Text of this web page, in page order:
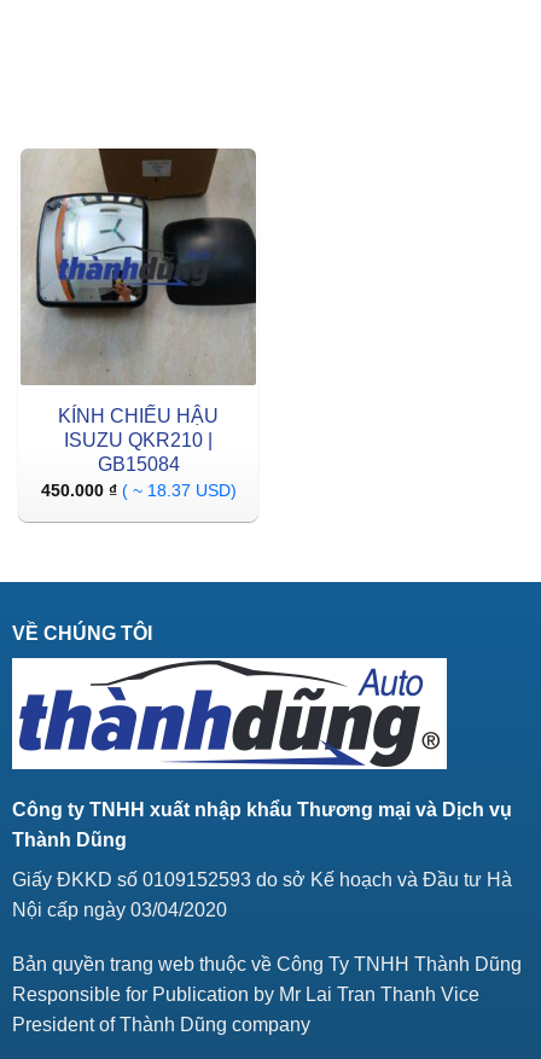
KÍNH CHIẾU HẬU
ISUZU QKR210 |
GB15084
450.000 ₫ ( ~ 18.37 USD)
VỀ CHÚNG TÔI
Công ty TNHH xuất nhập khẩu Thương mại và Dịch vụ
Thành Dũng
Giấy ĐKKD số 0109152593 do sở Kế hoạch và Đầu tư Hà
Nội cấp ngày 03/04/2020
Bản quyền trang web thuộc về Công Ty TNHH Thành Dũng
Responsible for Publication by Mr Lai Tran Thanh Vice
President of Thành Dũng company